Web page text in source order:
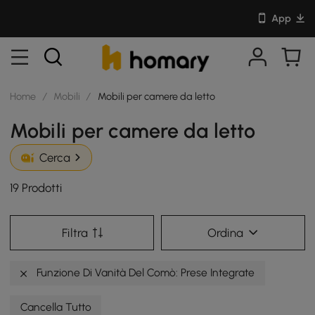
App
Home / Mobili / Mobili per camere da letto
Mobili per camere da letto
Cerca
19 Prodotti
Filtra Ordina
Funzione Di Vanità Del Comò: Prese Integrate
Cancella Tutto